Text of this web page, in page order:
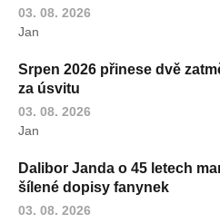
03. 08. 2026
Jan
Srpen 2026 přinese dvě
za úsvitu
03. 08. 2026
Jan
Dalibor Janda o 45 letech
šílené dopisy fanynek
03. 08. 2026